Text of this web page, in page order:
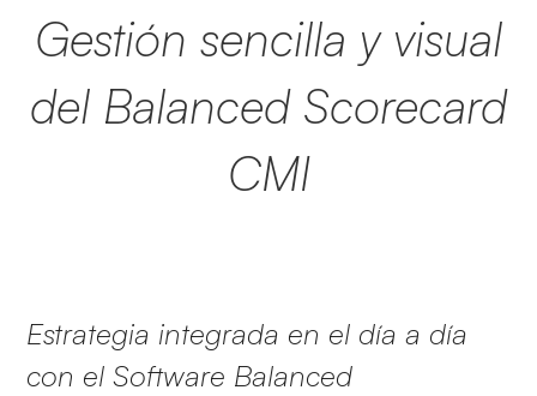
Gestión sencilla y visual
del Balanced Scorecard
CMI
Estrategia integrada en el día a día
con el Software Balanced